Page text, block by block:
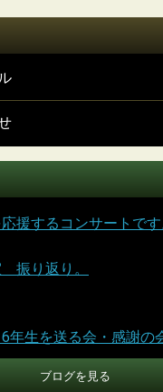
援するコンサートです
振り返り。
生を送る会・感謝の
ブログを見る